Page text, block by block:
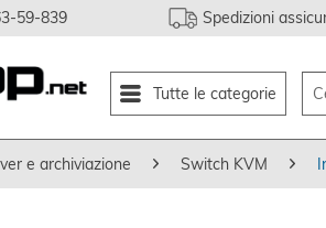
59-839 Spedizioni
Tutte le categorie
e archiviazione Switch KVM